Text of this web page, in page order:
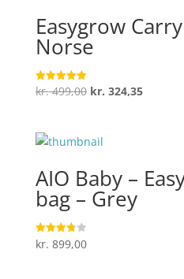
Easygrow
Norse
Vurderet
5
kr.499,00 Den
var:
kr. 324,35Den
AIO Baby –
bag – Grey
Vurderet
3.8
kr. 899,00